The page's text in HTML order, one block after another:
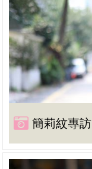
簡莉紋專訪